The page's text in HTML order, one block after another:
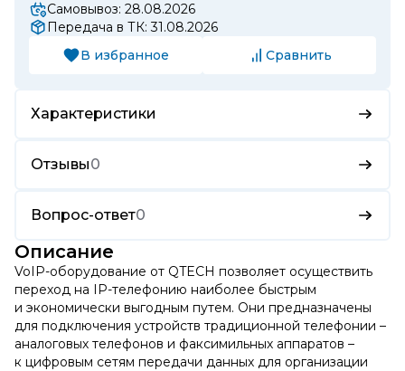
Самовывоз: 28.08.2026
Передача в ТК: 31.08.2026
В избранное
Сравнить
Характеристики
Отзывы0
Вопрос-ответ0
Описание
VoIP-оборудование от QTECH позволяет осуществить
переход на IP-телефонию наиболее быстрым
и экономически выгодным путем. Они предназначены
для подключения устройств традиционной телефонии –
аналоговых телефонов и факсимильных аппаратов –
к цифровым сетям передачи данных для организации